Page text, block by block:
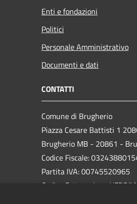
Enti e fondazioni
Politici
Personale Amministrativo
Documenti e dati
CONTATTI
Comune di Brugherio
Piazza Cesare Battisti 1
Brugherio MB - 20861 -
Codice Fiscale:
Partita IVA: 00745520965
Codice Fatturazione UFDB7A